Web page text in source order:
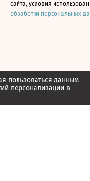
пользоваться данным
персонализации в
сайта, условия
обработки персональных